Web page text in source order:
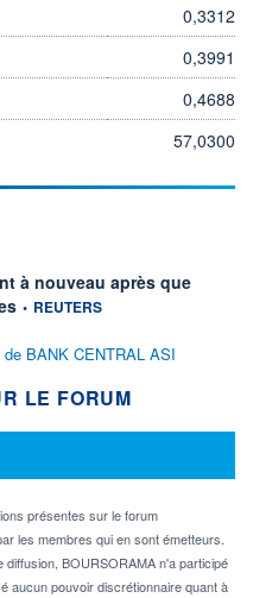
0,3312
0,3991
0,4688
57,0300
à nouveau après que
information fournie par
• REUTERS
BANK CENTRAL ASI
LE FORUM
présentes sur le forum
les membres qui en sont émetteurs.
BOURSORAMA n'a participé
aucun pouvoir discrétionnaire quant à